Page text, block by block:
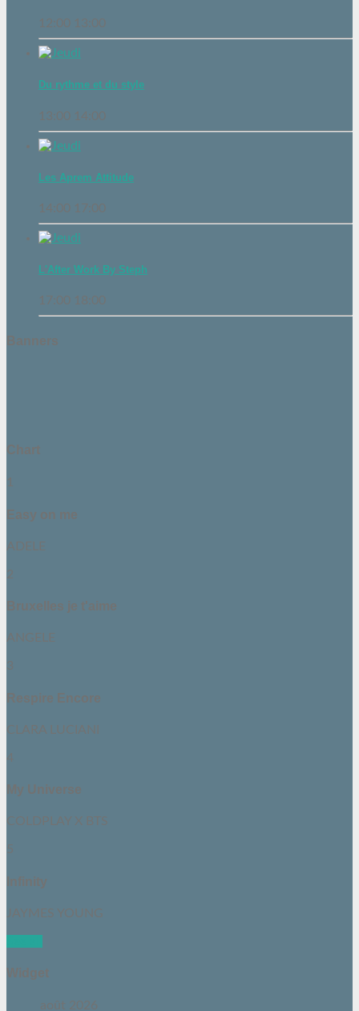
12:00 13:00
Du rythme et du style
13:00 14:00
Les Aprem Attitude
14:00 17:00
L'After Work By Steph
17:00 18:00
Banners
Chart
1
Easy on me
ADELE
2
Bruxelles je t'aime
ANGELE
3
Respire Encore
CLARA LUCIANI
4
My Universe
COLDPLAY X BTS
5
Infinity
JAYMES YOUNG
Widget
août 2026